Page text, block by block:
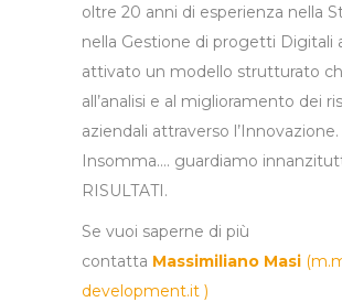
oltre 20 anni di esperienza nella
nella Gestione di progetti Digitali
attivato un modello strutturato
all’analisi e al miglioramento dei
aziendali attraverso l’Innovazione.
Insomma…. guardiamo
RISULTATI.
Se vuoi saperne di più
contatta Massimiliano Masi (
development.it )